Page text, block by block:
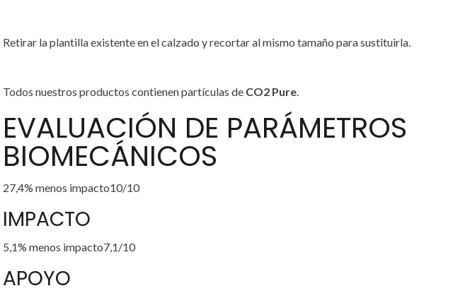
Retirar la plantilla existente en el calzado y recortar al mismo tamaño para sustituirla.
Todos nuestros productos contienen partículas de CO2 Pure.
EVALUACIÓN DE PARÁMETROS
BIOMECÁNICOS
27,4% menos impacto10/10
IMPACTO
5,1% menos impacto7,1/10
APOYO